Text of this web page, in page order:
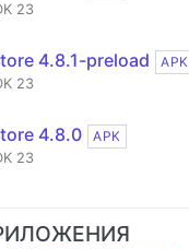
23
4.8.1-preload
APK
23
4.8.0
APK
23